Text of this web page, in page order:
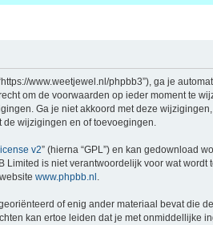
www.weetjewel.nl/phpbb3”), ga je
om de voorwaarden op ieder moment te
Ga je niet akkoord met deze
de wijzigingen en of toevoegingen.
v2” (hierna “GPL”) en kan gedownload
is niet verantwoordelijk voor wat
www.phpbb.nl .
of enig ander materiaal bevat die
kan ertoe leiden dat je met onmiddellijke